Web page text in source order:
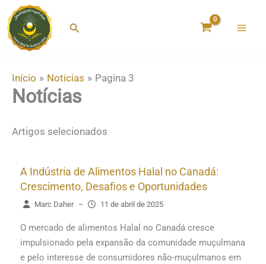
para
Pesquisar
Início Notícias Pagina 3
Notícias
Artigos selecionados
A Indústria de Alimentos Halal no Canadá:
Crescimento, Desafios e Oportunidades
Marc Daher – 11 de abril de 2025
O mercado de alimentos Halal no Canadá cresce
impulsionado pela expansão da comunidade muçulmana
e pelo interesse de consumidores não-muçulmanos em